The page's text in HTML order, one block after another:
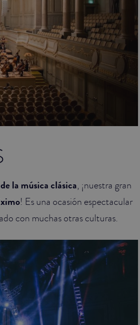
la música clásica, ¡nuestra gran
! Es una ocasión espectacular
con muchas otras culturas.